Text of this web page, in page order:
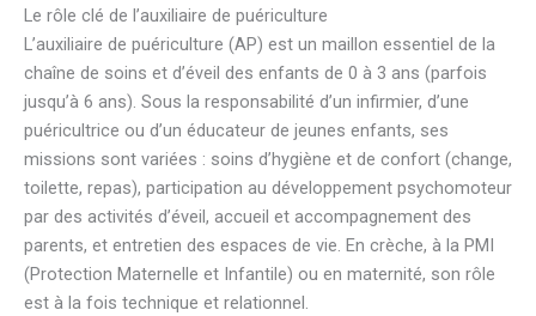
Le rôle clé de l’auxiliaire de puériculture
L’auxiliaire de puériculture (AP) est un maillon essentiel de la
chaîne de soins et d’éveil des enfants de 0 à 3 ans (parfois
jusqu’à 6 ans). Sous la responsabilité d’un infirmier, d’une
puéricultrice ou d’un éducateur de jeunes enfants, ses
missions sont variées : soins d’hygiène et de confort (change,
toilette, repas), participation au développement psychomoteur
par des activités d’éveil, accueil et accompagnement des
parents, et entretien des espaces de vie. En crèche, à la PMI
(Protection Maternelle et Infantile) ou en maternité, son rôle
est à la fois technique et relationnel.